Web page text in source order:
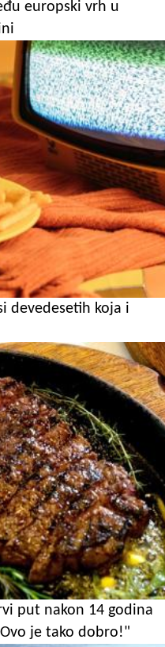
europski vrh u
devedesetih koja i
put nakon 14 godina
je tako dobro!"